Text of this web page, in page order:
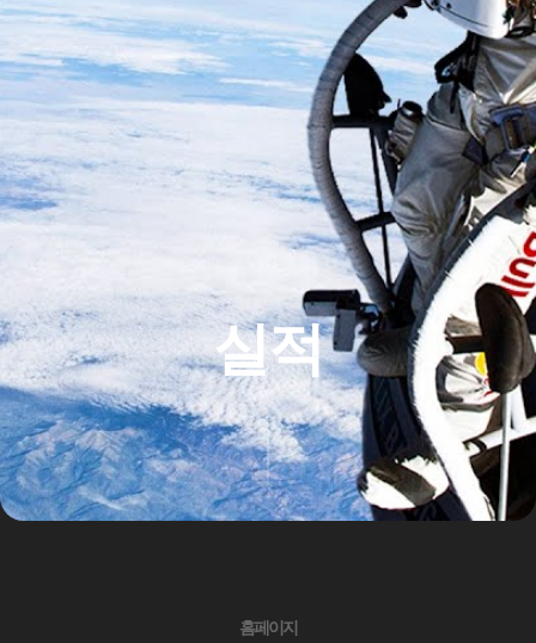
실적
홈페이지